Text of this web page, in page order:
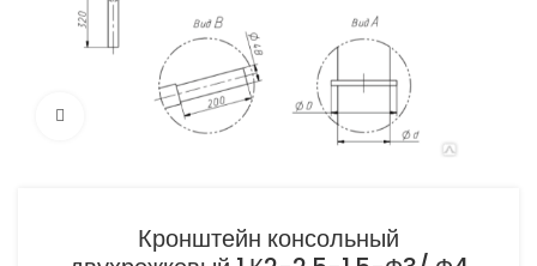
Нажмите, чтобы увеличить
Кронштейн консольный